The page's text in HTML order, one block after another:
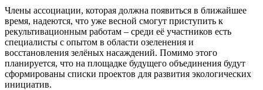
Члены ассоциации, которая должна появиться в ближайшее
время, надеются, что уже весной смогут приступить к
рекультивационным работам – среди её участников есть
специалисты с опытом в области озеленения и
восстановления зелёных насаждений. Помимо этого
планируется, что на площадке будущего объединения будут
сформированы списки проектов для развития экологических
инициатив.